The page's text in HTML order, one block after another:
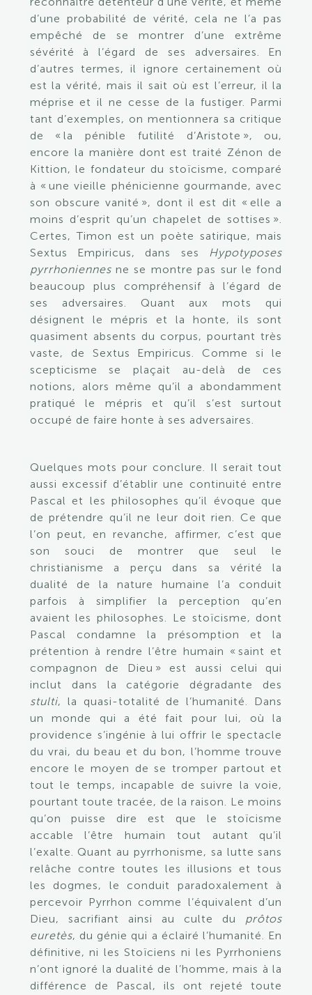
d’une probabilité de vérité, cela ne l’a pas
empêché de se montrer d’une extrême
sévérité à l’égard de ses adversaires. En
d’autres termes, il ignore certainement où
est la vérité, mais il sait où est l’erreur, il la
méprise et il ne cesse de la fustiger. Parmi
tant d’exemples, on mentionnera sa critique
de « la pénible futilité d’Aristote », ou,
encore la manière dont est traité Zénon de
Kittion, le fondateur du stoïcisme, comparé
à « une vieille phénicienne gourmande, avec
son obscure vanité », dont il est dit « elle a
moins d’esprit qu’un chapelet de sottises ».
Certes, Timon est un poète satirique, mais
Sextus Empiricus, dans ses Hypotyposes
pyrrhoniennesne se montre pas sur le fond
beaucoup plus compréhensif à l’égard de
ses adversaires. Quant aux mots qui
désignent le mépris et la honte, ils sont
quasiment absents du corpus, pourtant très
vaste, de Sextus Empiricus. Comme si le
scepticisme se plaçait au-delà de ces
notions, alors même qu’il a abondamment
pratiqué le mépris et qu’il s’est surtout
occupé de faire honte à ses adversaires.
Quelques mots pour conclure. Il serait tout
aussi excessif d’établir une continuité entre
Pascal et les philosophes qu’il évoque que
de prétendre qu’il ne leur doit rien. Ce que
l’on peut, en revanche, affirmer, c’est que
son souci de montrer que seul le
christianisme a perçu dans sa vérité la
dualité de la nature humaine l’a conduit
parfois à simplifier la perception qu’en
avaient les philosophes. Le stoïcisme, dont
Pascal condamne la présomption et la
prétention à rendre l’être humain « saint et
compagnon de Dieu » est aussi celui qui
inclut dans la catégorie dégradante des
stulti, la quasi-totalité de l’humanité. Dans
un monde qui a été fait pour lui, où la
providence s’ingénie à lui offrir le spectacle
du vrai, du beau et du bon, l’homme trouve
encore le moyen de se tromper partout et
tout le temps, incapable de suivre la voie,
pourtant toute tracée, de la raison. Le moins
qu’on puisse dire est que le stoïcisme
accable l’être humain tout autant qu’il
l’exalte. Quant au pyrrhonisme, sa lutte sans
relâche contre toutes les illusions et tous
les dogmes, le conduit paradoxalement à
percevoir Pyrrhon comme l’équivalent d’un
Dieu, sacrifiant ainsi au culte du prôtos
euretès, du génie qui a éclairé l’humanité. En
définitive, ni les Stoïciens ni les Pyrrhoniens
n’ont ignoré la dualité de l’homme, mais à la
différence de Pascal, ils ont rejeté toute